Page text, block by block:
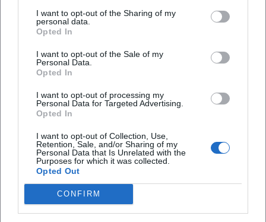
I want to opt-out of the Sharing of my
personal data.
Opted In
I want to opt-out of the Sale of my
Personal Data.
Opted In
I want to opt-out of processing my
Personal Data for Targeted Advertising.
Opted In
I want to opt-out of Collection, Use,
Retention, Sale, and/or Sharing of my
Personal Data that Is Unrelated with the
Purposes for which it was collected.
Opted Out
CONFIRM
Tickets buchen